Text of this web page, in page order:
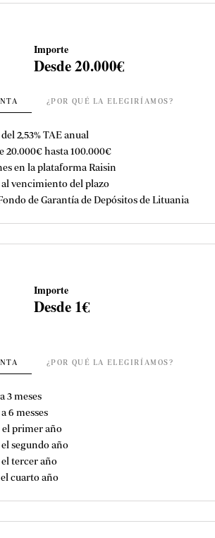
Importe
Desde 20.000€
¿POR QUÉ LA ELEGIRÍAMOS?
2,53% TAE anual
20.000€ hasta 100.000€
en la plataforma Raisin
vencimiento del plazo
de Garantía de Depósitos de Lituania
Importe
Desde 1€
¿POR QUÉ LA ELEGIRÍAMOS?
3 meses
6 messes
el primer año
segundo año
el tercer año
cuarto año